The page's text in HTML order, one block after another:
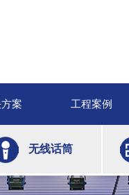
案 工程案例
无线话筒